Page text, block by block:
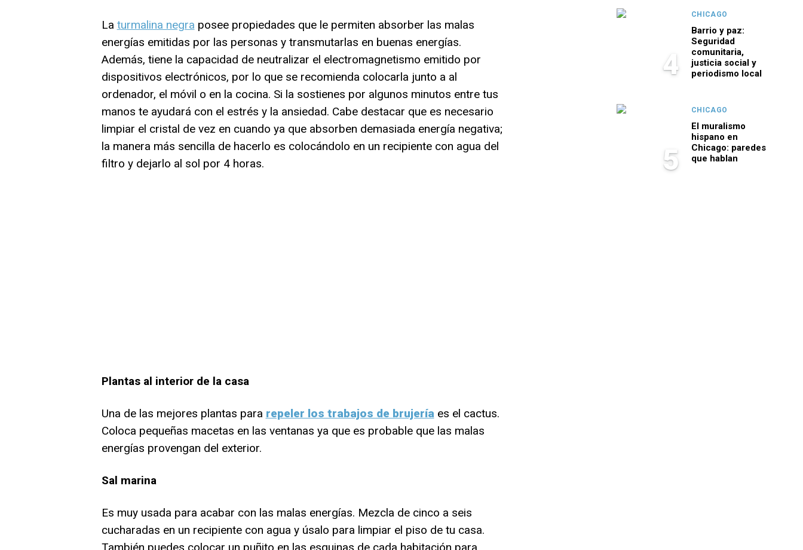
La turmalina negra posee propiedades que le permiten absorber las malas
energías emitidas por las personas y transmutarlas en buenas energías.
Además, tiene la capacidad de neutralizar el electromagnetismo emitido por
dispositivos electrónicos, por lo que se recomienda colocarla junto a al
ordenador, el móvil o en la cocina. Si la sostienes por algunos minutos entre tus
manos te ayudará con el estrés y la ansiedad. Cabe destacar que es necesario
limpiar el cristal de vez en cuando ya que absorben demasiada energía negativa;
la manera más sencilla de hacerlo es colocándolo en un recipiente con agua del
filtro y dejarlo al sol por 4 horas.
Plantas al interior de la casa
Una de las mejores plantas para repeler los trabajos de brujeríaes el cactus.
Coloca pequeñas macetas en las ventanas ya que es probable que las malas
energías provengan del exterior.
Sal marina
Es muy usada para acabar con las malas energías. Mezcla de cinco a seis
cucharadas en un recipiente con agua y úsalo para limpiar el piso de tu casa.
4
CHICAGO
Barrio y paz:
Seguridad
comunitaria,
justicia social y
periodismo local
5
CHICAGO
El muralismo
hispano en
Chicago: paredes
que hablan